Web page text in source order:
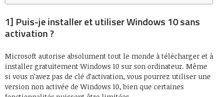
1] Puis-je installer et utiliser Windows 10 sans
activation ?
Microsoft autorise absolument tout le monde à télécharger et à
installer gratuitement Windows 10 sur son ordinateur. Même
si vous n’avez pas de clé d’activation, vous pourrez utiliser une
version non activée de Windows 10, bien que certaines